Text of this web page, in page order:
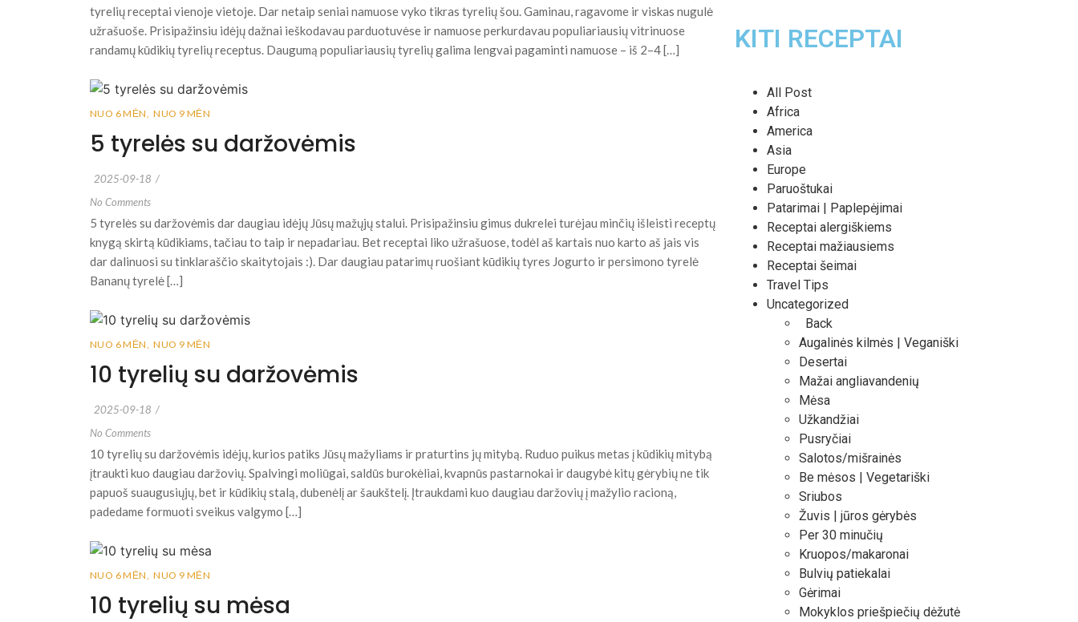
tyrelių receptai vienoje vietoje. Dar netaip seniai namuose vyko tikras tyrelių šou. Gaminau, ragavome ir viskas nugulė
užrašuoše. Prisipažinsiu idėjų dažnai ieškodavau parduotuvėse ir namuose perkurdavau populiariausių vitrinuose
randamų kūdikių tyrelių receptus. Daugumą populiariausių tyrelių galima lengvai pagaminti namuose – iš 2–4 […]
NUO 6 MĖN, NUO 9 MĖN
5 tyrelės su daržovėmis
2025-09-18 /
No Comments
5 tyrelės su daržovėmis dar daugiau idėjų Jūsų mažųjų stalui. Prisipažinsiu gimus dukrelei turėjau minčių išleisti receptų
knygą skirtą kūdikiams, tačiau to taip ir nepadariau. Bet receptai liko užrašuose, todėl aš kartais nuo karto aš jais vis
dar dalinuosi su tinklaraščio skaitytojais :). Dar daugiau patarimų ruošiant kūdikių tyres Jogurto ir persimono tyrelė
Bananų tyrelė […]
NUO 6 MĖN, NUO 9 MĖN
10 tyrelių su daržovėmis
2025-09-18 /
No Comments
10 tyrelių su daržovėmis idėjų, kurios patiks Jūsų mažyliams ir praturtins jų mitybą. Ruduo puikus metas į kūdikių mitybą
įtraukti kuo daugiau daržovių. Spalvingi moliūgai, saldūs burokėliai, kvapnūs pastarnokai ir daugybė kitų gėrybių ne tik
papuoš suaugusiųjų, bet ir kūdikių stalą, dubenėlį ar šaukštelį. Įtraukdami kuo daugiau daržovių į mažylio racioną,
padedame formuoti sveikus valgymo […]
NUO 6 MĖN, NUO 9 MĖN
10 tyrelių su mėsa
KITI RECEPTAI
All Post
Africa
America
Asia
Europe
Paruoštukai
Patarimai | Paplepėjimai
Receptai alergiškiems
Receptai mažiausiems
Receptai šeimai
Travel Tips
Uncategorized
Back
Augalinės kilmės | Veganiški
Desertai
Mažai angliavandenių
Mėsa
Užkandžiai
Pusryčiai
Salotos/mišrainės
Be mėsos | Vegetariški
Sriubos
Žuvis | jūros gėrybės
Per 30 minučių
Kruopos/makaronai
Bulvių patiekalai
Gėrimai
Mokyklos priešpiečių dėžutė